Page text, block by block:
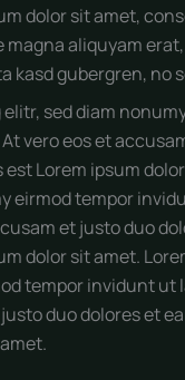
dolor sit amet,
aliquyam
kasd gubergren, no
sed diam
vero eos et
Lorem ipsum
eirmod tempor
et justo duo
dolor sit amet.
tempor invidunt ut
duo dolores et